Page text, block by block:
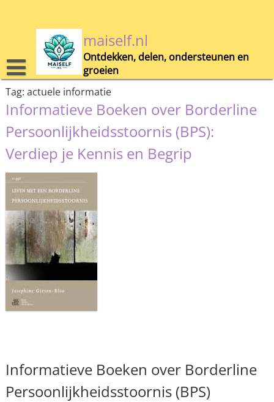
maiself.nl
Ontdekken, delen, ondersteunen en
groeien
Tag: actuele informatie
Informatieve Boeken over Borderline
Persoonlijkheidsstoornis (BPS):
Verdiep je Kennis en Begrip
Informatieve Boeken over Borderline
Persoonlijkheidsstoornis (BPS)